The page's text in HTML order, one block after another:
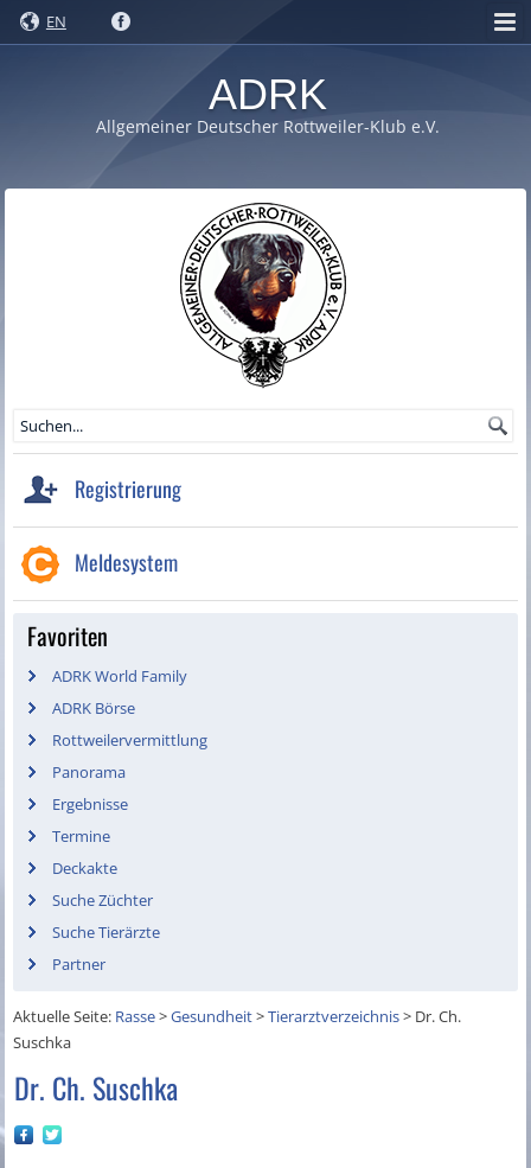
EN
ADRK
Allgemeiner Deutscher Rottweiler-Klub e.V.
Registrierung
Meldesystem
Favoriten
ADRK World Family
ADRK Börse
Rottweilervermittlung
Panorama
Ergebnisse
Termine
Deckakte
Suche Züchter
Suche Tierärzte
Partner
Aktuelle Seite: Rasse>Gesundheit>Tierarztverzeichnis> Dr. Ch.
Suschka
Dr. Ch. Suschka